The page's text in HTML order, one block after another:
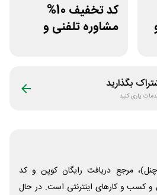
کد تخفیف 10%
مشاوره تلفنی و
بگذارید
یاری کنید
مرجع دریافت رایگان کوپن و کد
و کسب و‌ کارهای اینترنتی است. در حال